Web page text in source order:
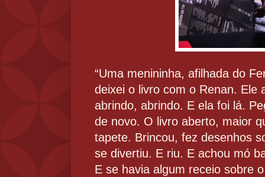
“Uma menininha, afilhada do
deixei o livro com o Renan. Ele
abrindo, abrindo. E ela foi lá.
de novo. O livro aberto, maior
tapete. Brincou, fez desenhos
se divertiu. E riu. E achou mó
E se havia algum receio sobre